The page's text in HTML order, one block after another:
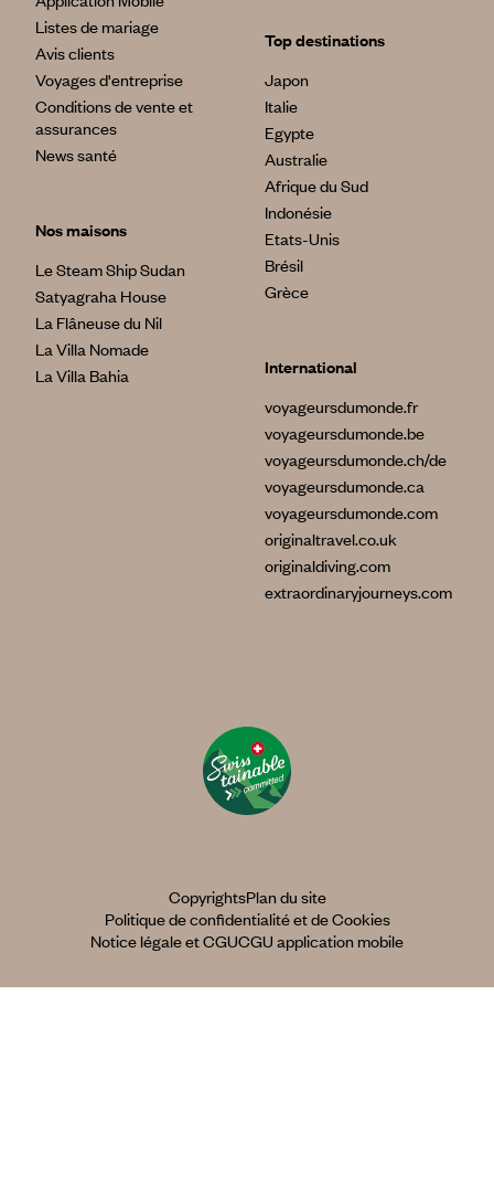
Listes de mariage
Avis clients
Voyages d'entreprise
Conditions de vente et
assurances
News santé
Nos maisons
Le Steam Ship Sudan
Satyagraha House
La Flâneuse du Nil
La Villa Nomade
La Villa Bahia
Top destinations
Japon
Italie
Egypte
Australie
Afrique du Sud
Indonésie
Etats-Unis
Brésil
Grèce
International
voyageursdumonde.fr
voyageursdumonde.be
voyageursdumonde.ch/de
voyageursdumonde.ca
voyageursdumonde.com
originaltravel.co.uk
originaldiving.com
extraordinaryjourneys.com
CopyrightsPlan du site
Politique de confidentialité et de Cookies
Notice légale et CGUCGU application mobile